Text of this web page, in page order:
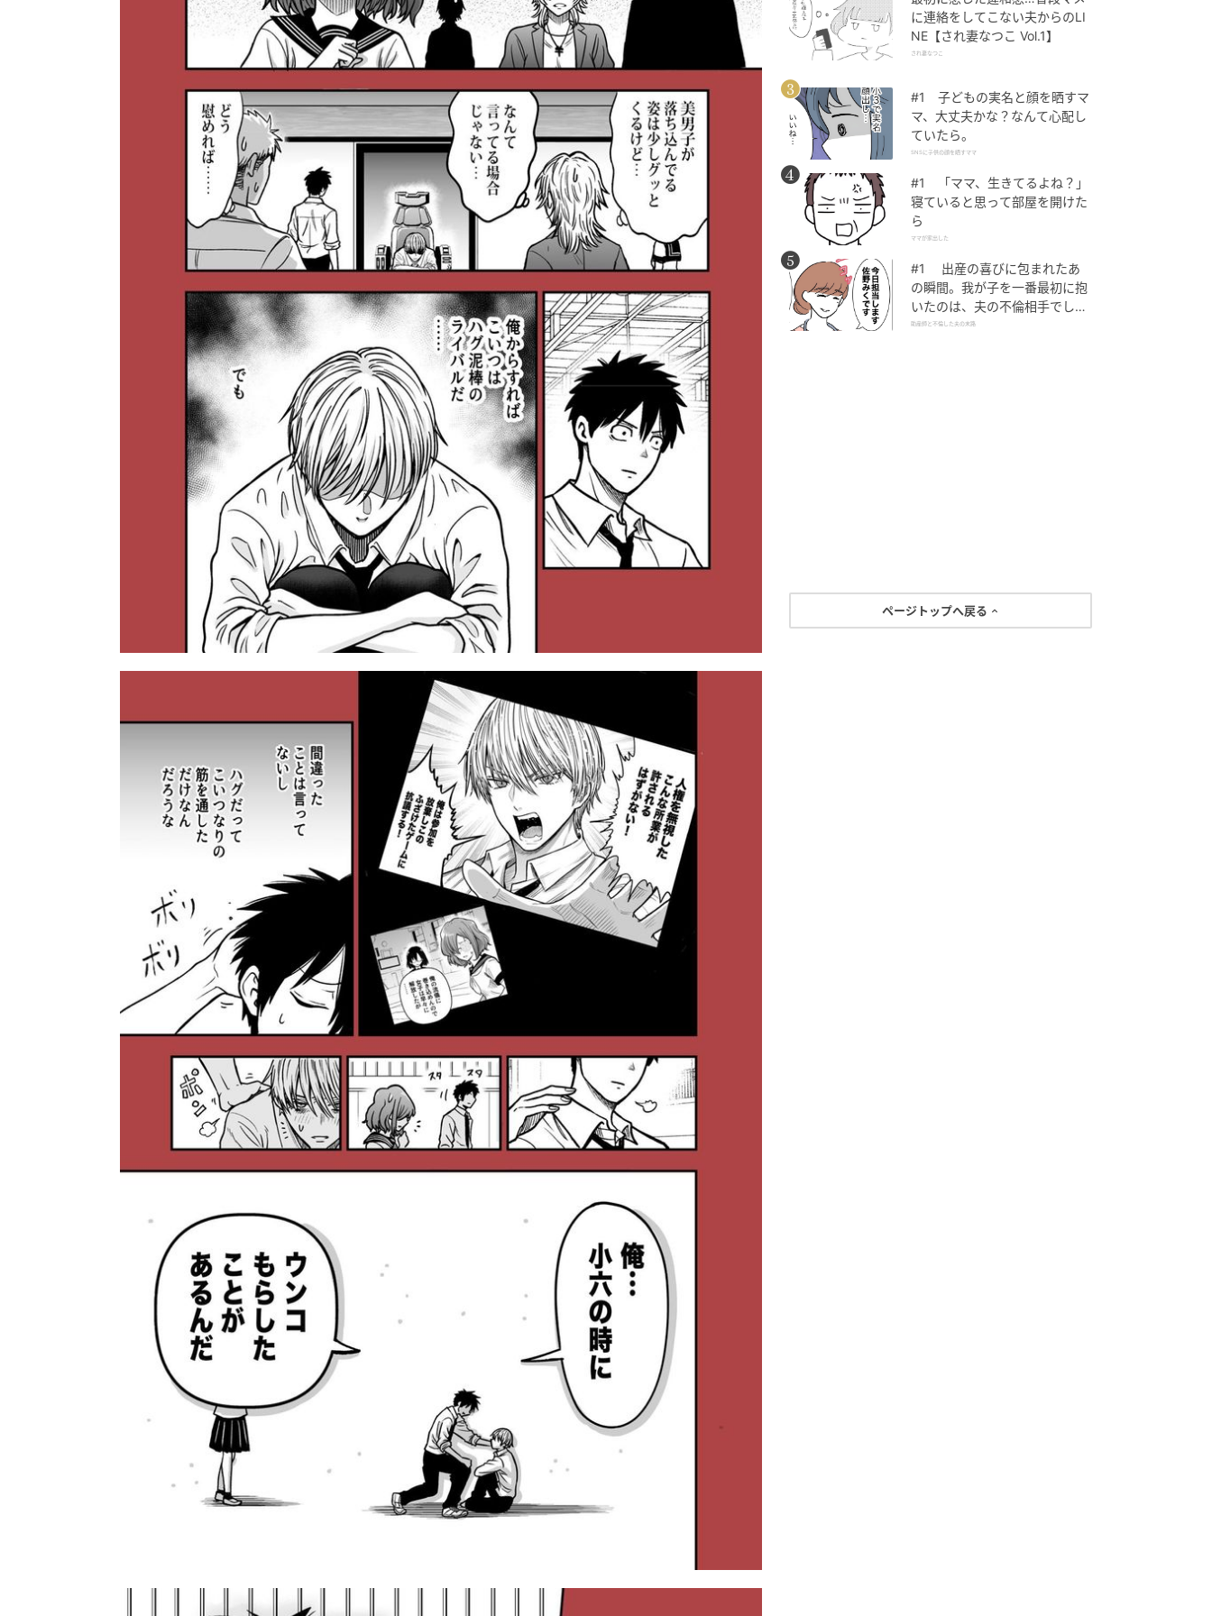
に連絡をしてこない夫からのLI
NE【され妻なつこ Vol.1】
され妻なつこ
#1 子どもの実名と顔を晒すマ
マ、大丈夫かな？なんて心配し
ていたら。
SNSに子供の顔を晒すママ
#1 「ママ、生きてるよね？」
寝ていると思って部屋を開けた
ら
ママが家出した
#1 出産の喜びに包まれたあ
の瞬間。我が子を一番最初に抱
いたのは、夫の不倫相手でし
た。
助産師と不倫した夫の末路
ページトップへ戻る